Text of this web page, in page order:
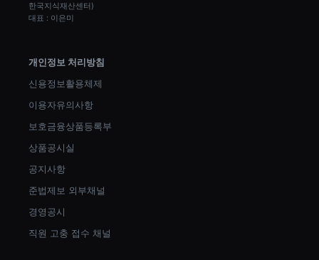
한국지식재산센터)
대표 : 이은미
개인정보 처리방침
신용정보활용체제
이용자유의사항
보호금융상품등록부
상품공시실
공지사항
준법제보 외부채널
경영공시
직원 고충 접수 채널